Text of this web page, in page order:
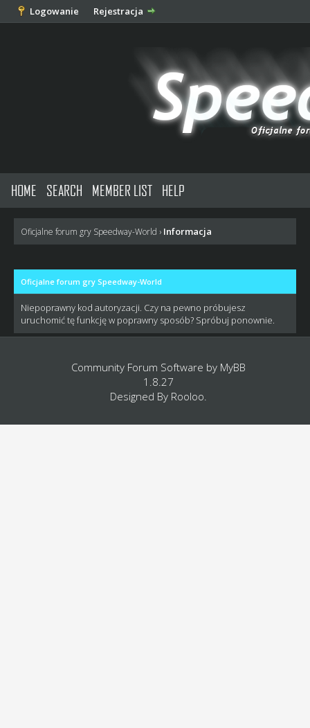
Logowanie Rejestracja
HOME SEARCH MEMBER LIST HELP
Oficjalne forum gry Speedway-World › Informacja
Oficjalne forum gry Speedway-World
Niepoprawny kod autoryzacji. Czy na pewno próbujesz
uruchomić tę funkcję w poprawny sposób? Spróbuj ponownie.
Community Forum Software by MyBB
1.8.27
Designed By Rooloo.